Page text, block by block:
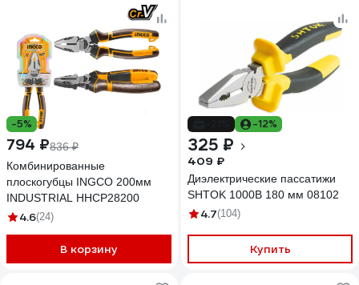
-5%
794 ₽836 ₽
Комбинированные
плоскогубцы INGCO 200мм
INDUSTRIAL HHCP28200
4.6(24)
В корзину
-12%
325 ₽
409 ₽
Диэлектрические пассатижи
SHTOK 1000В 180 мм 08102
4.7(104)
Купить